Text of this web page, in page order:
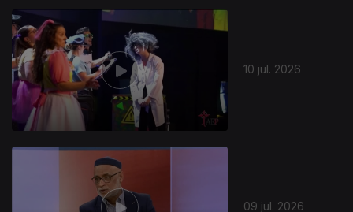
10 jul. 2026
09 jul. 2026